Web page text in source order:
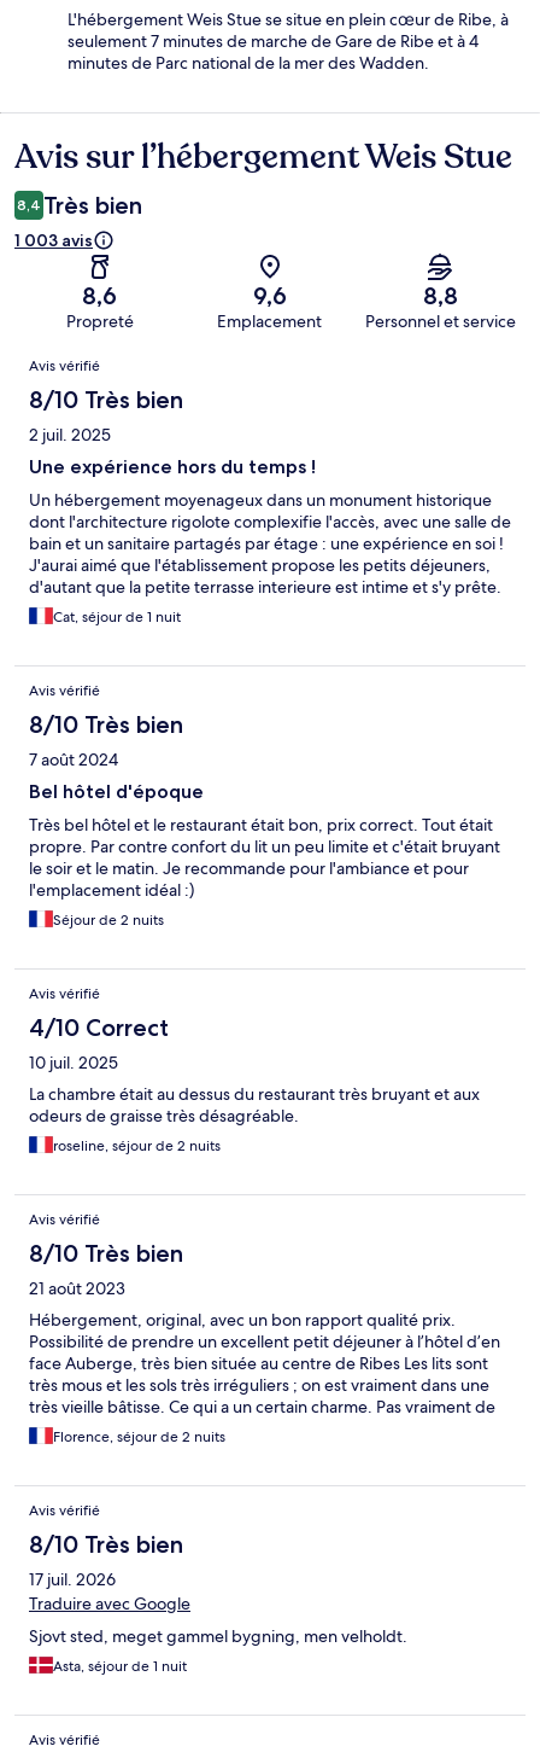
L'hébergement Weis Stue se situe en plein cœur de Ribe, à
seulement 7 minutes de marche de Gare de Ribe et à 4
minutes de Parc national de la mer des Wadden.
Avis
Avis sur l’hébergement Weis Stue
8,4 Très bien
1 003 avis
8,6
Propreté
9,6
Emplacement
8,8
Personnel et service
Avis
Avis vérifié
8/10 Très bien
2 juil. 2025
Une expérience hors du temps !
Un hébergement moyenageux dans un monument historique
dont l'architecture rigolote complexifie l'accès, avec une salle de
bain et un sanitaire partagés par étage : une expérience en soi !
J'aurai aimé que l'établissement propose les petits déjeuners,
d'autant que la petite terrasse interieure est intime et s'y prête.
La cuisine proposée pour les déjeuners et dîners est
traditionnelle et de très bonne qualité. Le personnel est
Cat, séjour de 1 nuit
Avis vérifié
8/10 Très bien
7 août 2024
Bel hôtel d'époque
Très bel hôtel et le restaurant était bon, prix correct. Tout était
propre. Par contre confort du lit un peu limite et c'était bruyant
le soir et le matin. Je recommande pour l'ambiance et pour
l'emplacement idéal :)
Séjour de 2 nuits
Avis vérifié
4/10 Correct
10 juil. 2025
La chambre était au dessus du restaurant très bruyant et aux
odeurs de graisse très désagréable.
roseline, séjour de 2 nuits
Avis vérifié
8/10 Très bien
21 août 2023
Hébergement, original, avec un bon rapport qualité prix.
Possibilité de prendre un excellent petit déjeuner à l’hôtel d’en
face Auberge, très bien située au centre de Ribes Les lits sont
très mous et les sols très irréguliers ; on est vraiment dans une
très vieille bâtisse. Ce qui a un certain charme. Pas vraiment de
réception, personne pour le règlement le matin au moment de
partir. Ce qui nous a posé problème.
Florence, séjour de 2 nuits
Avis vérifié
8/10 Très bien
17 juil. 2026
Traduire avec Google
Sjovt sted, meget gammel bygning, men velholdt.
Asta, séjour de 1 nuit
Avis vérifié